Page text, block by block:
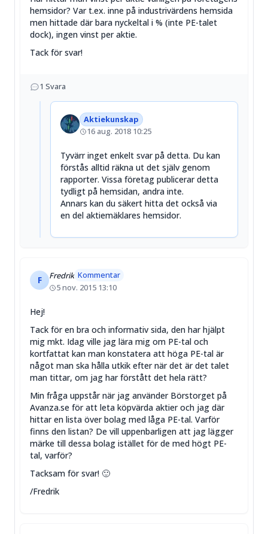
hemsidor? Var t.ex. inne på industrivärdens hemsida
men hittade där bara nyckeltal i % (inte PE-talet
dock), ingen vinst per aktie.
Tack för svar!
1 Svara
Aktiekunskap
16 aug. 2018 10:25
Tyvärr inget enkelt svar på detta. Du kan
förstås alltid räkna ut det själv genom
rapporter. Vissa företag publicerar detta
tydligt på hemsidan, andra inte.
Annars kan du säkert hitta det också via
en del aktiemäklares hemsidor.
F Fredrik Kommentar
5 nov. 2015 13:10
Hej!
Tack för en bra och informativ sida, den har hjälpt
mig mkt. Idag ville jag lära mig om PE-tal och
kortfattat kan man konstatera att höga PE-tal är
något man ska hålla utkik efter när det är det talet
man tittar, om jag har förstått det hela rätt?
Min fråga uppstår när jag använder Börstorget på
Avanza.se för att leta köpvärda aktier och jag där
hittar en lista över bolag med låga PE-tal. Varför
finns den listan? De vill uppenbarligen att jag lägger
märke till dessa bolag istället för de med högt PE-
tal, varför?
Tacksam för svar! 🙂
/Fredrik